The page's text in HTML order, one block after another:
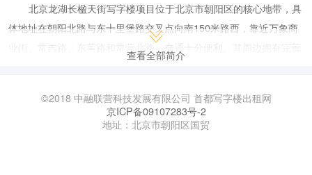
北京龙湖长楹天街写字楼项目位于北京市朝阳区的核心地带，具
体地址在朝阳北路与东十里堡路交叉点向南150米路西，靠近万象商
业街、常吉路、东苇路和常营北路，交通十分便利。其周边拥有完善
写字楼由龙湖集团开发，其景观设计由优地联合完成，物业公司
为北京龙湖物业管理有限公司。该写字楼以其现代化的设计和优质的
查看全部简介
©2018 中融联营科技发展有限公司 首都写字楼出租网
京ICP备09107283号-2
地址：北京市朝阳区国贸